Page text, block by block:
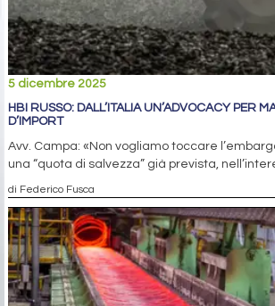
5 dicembre 2025
HBI RUSSO: DALL’ITALIA UN’ADVOCACY PER
D’IMPORT
Avv. Campa: «Non vogliamo toccare
una “quota di salvezza” già prevista,
di Federico Fusca